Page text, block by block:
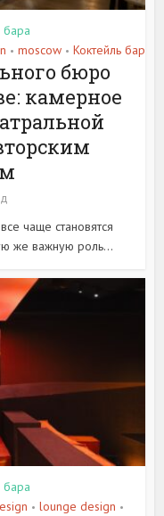
бара
• moscow • Коктейль бар
бюро
камерное
чаще становятся
же важную роль...
бара
• lounge design •